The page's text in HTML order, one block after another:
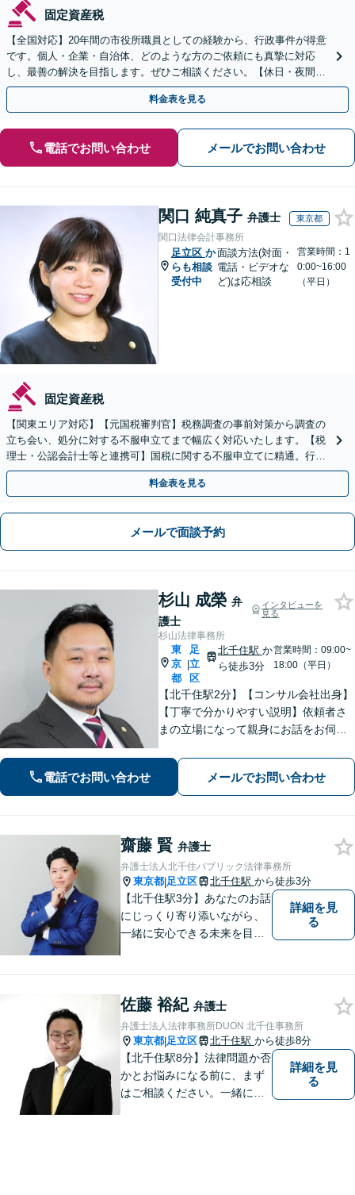
固定資産税
【全国対応】20年間の市役所職員としての経験から、行政事件が得意
です。個人・企業・自治体、どのような方のご依頼にも真摯に対応
し、最善の解決を目指します。ぜひご相談ください。【休日・夜間相
談可】【ビデオ面談可】【銀座駅1分】
料金表を見る
電話でお問い合わせ メールでお問い合わせ
関口 純真子 弁護士 東京都
関口法律会計事務所
足立区 か
らも相談
受付中
面談方法(対面・
電話・ビデオな
ど)は応相談
営業時間：1
0:00~16:00
（平日）
固定資産税
【関東エリア対応】【元国税審判官】税務調査の事前対策から調査の
立ち会い、処分に対する不服申立てまで幅広く対応いたします。【税
理士・公認会計士等と連携可】国税に関する不服申立てに精通。行政
側の知見を活かしたサポートいたします
料金表を見る
メールで面談予約
杉山 成榮 弁
護士
インタビューを
見る
杉山法律事務所
東
京
都
|
足
立
区
北千住駅 か
ら徒歩3分
営業時間：09:00~
18:00（平日）
【北千住駅2分】【コンサル会社出身】
【丁寧で分かりやすい説明】依頼者さ
まの立場になって親身にお話をお伺い
にしておりますので、ささいなお悩み
でも遠慮なくお聞かせください。【電
話・WEB面談可】
電話でお問い合わせ メールでお問い合わせ
齋藤 賢 弁護士
弁護士法人北千住パブリック法律事務所
東京都|足立区 北千住駅 から徒歩3分
【北千住駅3分】あなたのお話
にじっくり寄り添いながら、
一緒に安心できる未来を目指
を目指しています。まずはお
気軽にご相談ください【丁寧
なヒアリング】【完全個室で
相談】
詳細を見
る
佐藤 裕紀 弁護士
弁護士法人法律事務所DUON 北千住事務所
東京都|足立区 北千住駅 から徒歩8分
【北千住駅8分】法律問題か否
かとお悩みになる前に、まず
はご相談ください。一緒に考
詳細を見
る